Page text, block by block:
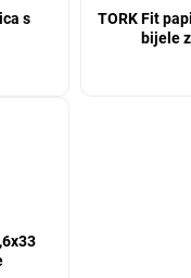
s
TORK Fit
bijele